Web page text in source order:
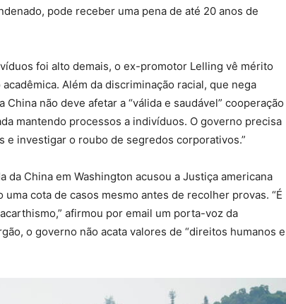
pode receber uma pena de até 20 anos de
foi alto demais, o ex-promotor Lelling vê mérito
Além da discriminação racial, que nega
não deve afetar a “válida e saudável” cooperação
mantendo processos a indivíduos. O governo precisa
e investigar o roubo de segredos corporativos.”
da China em Washington acusou a Justiça americana
cota de casos mesmo antes de recolher provas. “É
afirmou por email um porta-voz da
o governo não acata valores de “direitos humanos e